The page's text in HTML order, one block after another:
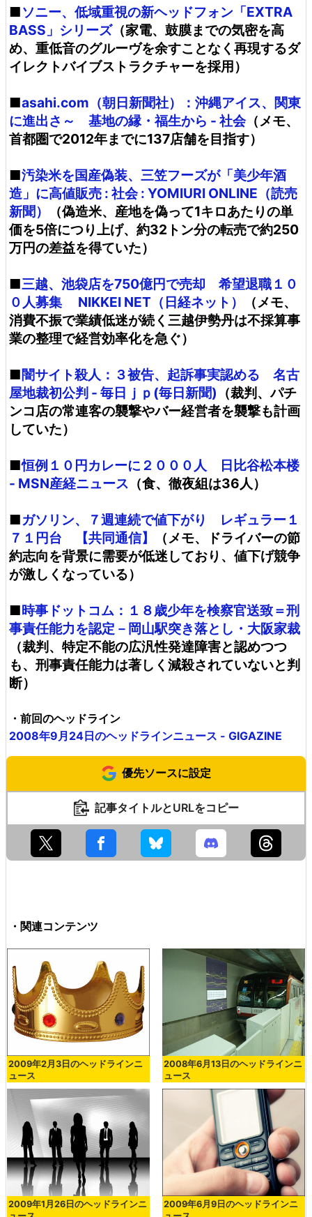
■ソニー、低域重視の新ヘッドフォン「EXTRA
BASS」シリーズ（家電、鼓膜までの気密を高
め、重低音のグルーヴを余すことなく再現するダ
イレクトバイブストラクチャーを採用）
■asahi.com（朝日新聞社）：沖縄アイス、関東
に進出さ～ 基地の縁・福生から - 社会（メモ、
首都圏で2012年までに137店舗を目指す）
■汚染米を国産偽装、三笠フーズが「美少年酒
造」に高値販売 : 社会 : YOMIURI ONLINE（読売
新聞）
（偽造米、産地を偽って1キロあたりの単
価を5倍につり上げ、約32トン分の転売で約250
万円の差益を得ていた）
■三越、池袋店を750億円で売却 希望退職１０
０人募集 NIKKEI NET（日経ネット）
（メモ、
消費不振で業績低迷が続く三越伊勢丹は不採算事
業の整理で経営効率化を急ぐ）
■闇サイト殺人：３被告、起訴事実認める 名古
屋地裁初公判 - 毎日ｊｐ(毎日新聞) （裁判、パチ
ンコ店の常連客の襲撃やバー経営者を襲撃も計画
していた）
■恒例１０円カレーに２０００人 日比谷松本楼
- MSN産経ニュース （食、徹夜組は36人）
■ガソリン、７週連続で値下がり レギュラー１
７１円台 【共同通信】
（メモ、ドライバーの節
約志向を背景に需要が低迷しており、値下げ競争
が激しくなっている）
■時事ドットコム：１８歳少年を検察官送致＝刑
事責任能力を認定－岡山駅突き落とし・大阪家裁
（裁判、特定不能の広汎性発達障害と認めつつ
も、刑事責任能力は著しく減殺されていないと判
断）
・前回のヘッドライン
2008年9月24日のヘッドラインニュース - GIGAZINE
優先ソースに設定
記事タイトルとURLをコピー
・関連コンテンツ
2009年2月3日のヘッドラインニ
ュース
2008年6月13日のヘッドラインニ
ュース
2009年1月26日のヘッドラインニ
2009年6月9日のヘッドラインニ